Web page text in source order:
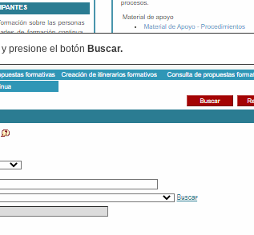
y presione el botón Buscar.